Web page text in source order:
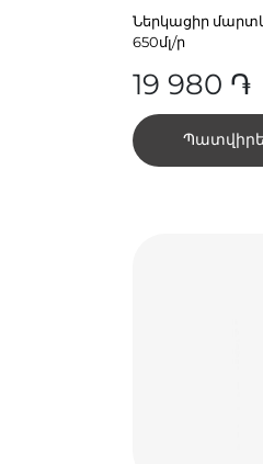
Ներկացիր
650մլ/ր
19 980 ֏